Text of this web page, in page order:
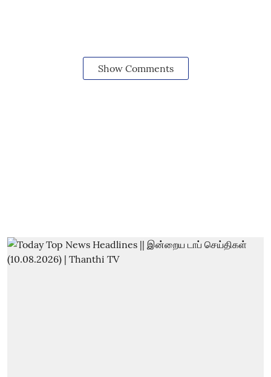
Show Comments